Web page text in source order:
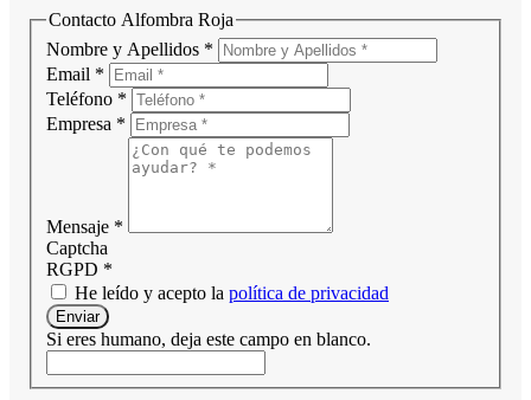
Contacto Alfombra Roja
Nombre y Apellidos *
Email *
Teléfono *
Empresa *
Mensaje *
Captcha
RGPD *
He leído y acepto la política de privacidad
Enviar
Si eres humano, deja este campo en blanco.